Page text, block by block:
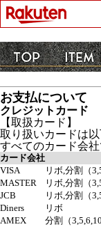
お支払について
クレジットカード
【取扱カード】
取り扱いカードは以
すべてのカード会
カード会社
VISA
リボ,分割（
MASTER
リボ,分割（
JCB
リボ,分割（
Diners
リボ
AMEX
分割（